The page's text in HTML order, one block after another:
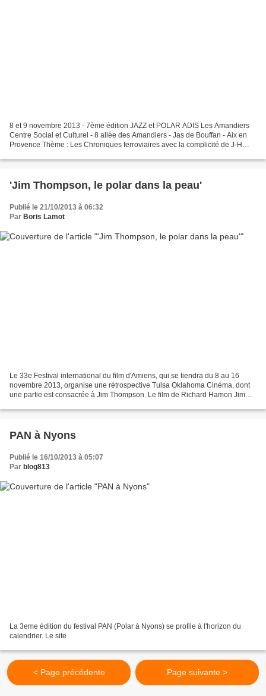
8 et 9 novembre 2013 - 7ème édition JAZZ et POLAR ADIS Les Amandiers
Centre Social et Culturel - 8 allée des Amandiers - Jas de Bouffan - Aix en
Provence Thème : Les Chroniques ferroviaires avec la complicité de J-H
'Jim Thompson, le polar dans la peau'
Publié le 21/10/2013 à 06:32
Par Boris Lamot
Le 33e Festival international du film d'Amiens, qui se tiendra du 8 au 16
novembre 2013, organise une rétrospective Tulsa Oklahoma Cinéma, dont
une partie est consacrée à Jim Thompson. Le film de Richard Hamon Jim
PAN à Nyons
Publié le 16/10/2013 à 05:07
Par blog813
La 3eme édition du festival PAN (Polar à Nyons) se profile à l'horizon du
calendrier. Le site
< Page précédente Page suivante >